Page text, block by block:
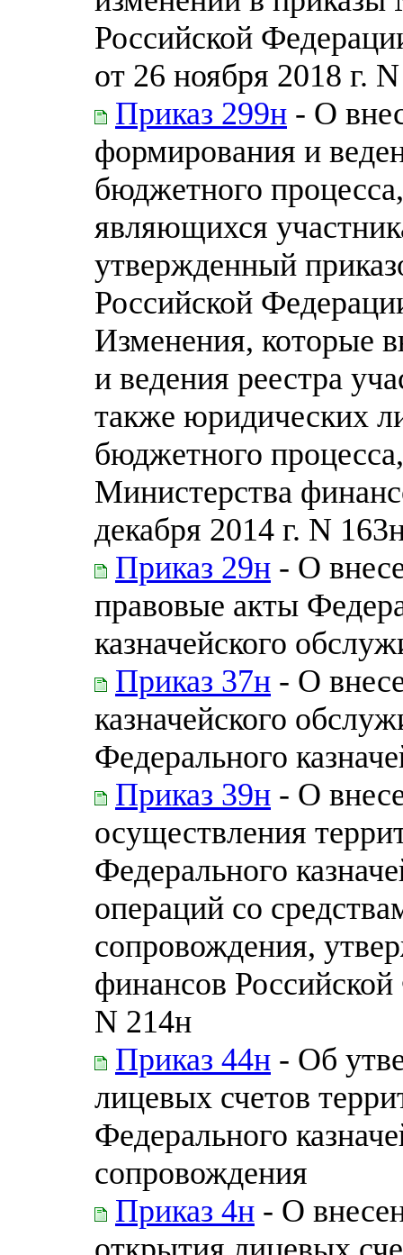
Российской
от 26 ноября 2018 г.
Приказ 299н - О
формирования и
бюджетного
являющихся
утвержденный
Российской
Изменения, которые
и ведения реестра
также юридических
бюджетного
Министерства
декабря 2014 г. N
Приказ 29н - О
правовые акты
казначейского
Приказ 37н - О
казначейского
Федерального
Приказ 39н - О
осуществления
Федерального
операций со
сопровождения,
финансов
N 214н
Приказ 44н - Об
лицевых счетов
Федерального
сопровождения
Приказ 4н - О